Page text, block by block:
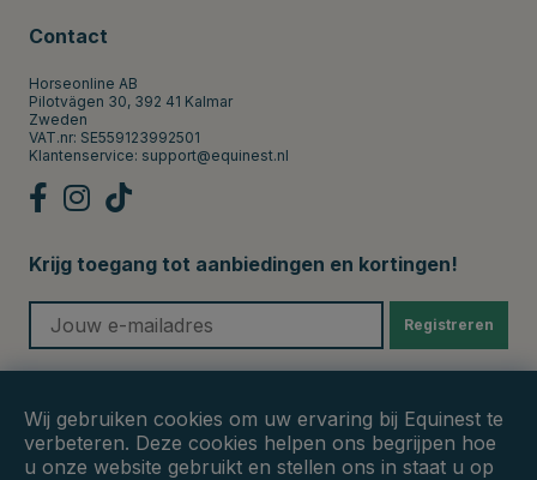
Contact
Horseonline AB
Pilotvägen 30, 392 41 Kalmar
Zweden
VAT.nr: SE559123992501
Klantenservice: support@equinest.nl
Krijg toegang tot aanbiedingen en kortingen!
Registreren
Wij gebruiken cookies om uw ervaring bij Equinest te
verbeteren. Deze cookies helpen ons begrijpen hoe
u onze website gebruikt en stellen ons in staat u op